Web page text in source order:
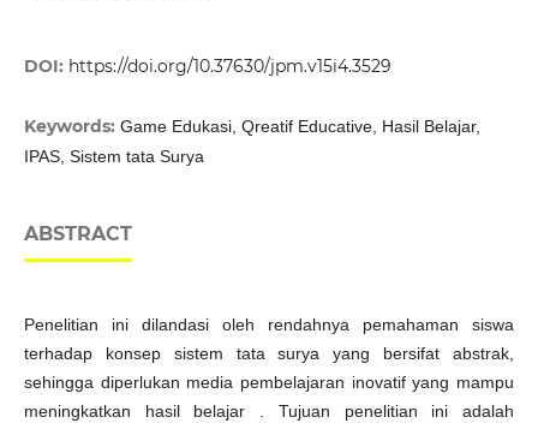
DOI: https://doi.org/10.37630/jpm.v15i4.3529
Keywords: Game Edukasi, Qreatif Educative, Hasil Belajar,
IPAS, Sistem tata Surya
ABSTRACT
Penelitian ini dilandasi oleh rendahnya pemahaman siswa
terhadap konsep sistem tata surya yang bersifat abstrak,
sehingga diperlukan media pembelajaran inovatif yang mampu
meningkatkan hasil belajar . Tujuan penelitian ini adalah